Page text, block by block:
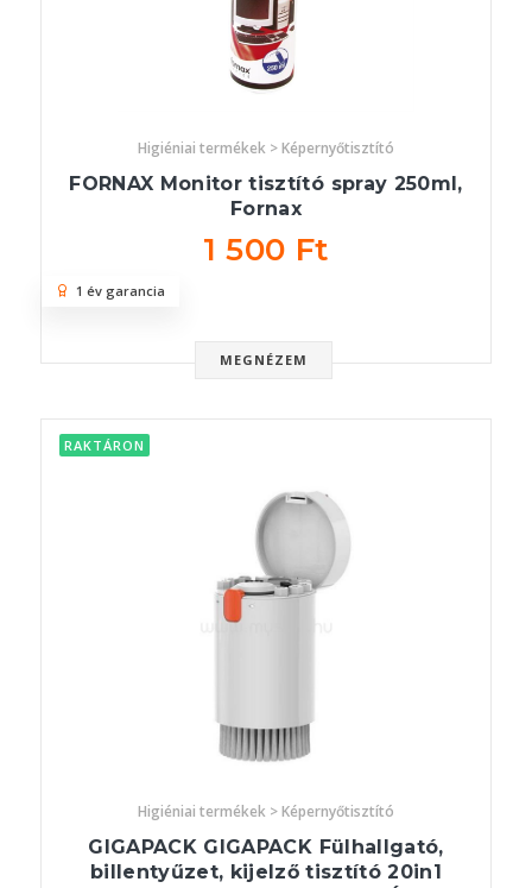
Higiéniai termékek > Képernyőtisztító
FORNAX Monitor tisztító spray 250ml,
Fornax
1 500 Ft
MEGNÉZEM
1 év garancia
RAKTÁRON
Higiéniai termékek > Képernyőtisztító
GIGAPACK GIGAPACK Fülhallgató,
billentyűzet, kijelző tisztító 20in1